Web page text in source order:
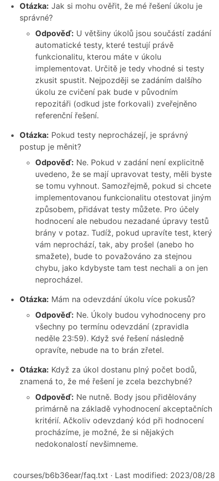
Otázka: Jak si mohu ověřit, že mé řešení úkolu je
správné?
Odpověď: U většiny úkolů jsou součástí zadání
automatické testy, které testují právě
funkcionalitu, kterou máte v úkolu
implementovat. Určitě je tedy vhodné si testy
zkusit spustit. Nejpozději se zadáním dalšího
úkolu ze cvičení pak bude v původním
repozitáři (odkud jste forkovali) zveřejněno
referenční řešení.
Otázka: Pokud testy neprocházejí, je správný
postup je měnit?
Odpověď: Ne. Pokud v zadání není explicitně
uvedeno, že se mají upravovat testy, měli byste
se tomu vyhnout. Samozřejmě, pokud si chcete
implementovanou funkcionalitu otestovat jiným
způsobem, přidávat testy můžete. Pro účely
hodnocení ale nebudou nezadané úpravy testů
brány v potaz. Tudíž, pokud upravíte test, který
vám neprochází, tak, aby prošel (anebo ho
smažete), bude to považováno za stejnou
chybu, jako kdybyste tam test nechali a on jen
neprocházel.
Otázka: Mám na odevzdání úkolu více pokusů?
Odpověď: Ne. Úkoly budou vyhodnoceny pro
všechny po termínu odevzdání (zpravidla
neděle 23:59). Když své řešení následně
opravíte, nebude na to brán zřetel.
Otázka: Když za úkol dostanu plný počet bodů,
znamená to, že mé řešení je zcela bezchybné?
Odpověď: Ne nutně. Body jsou přidělovány
primárně na základě vyhodnocení akceptačních
kritérií. Ačkoliv odevzdaný kód při hodnocení
procházíme, je možné, že si nějakých
nedokonalostí nevšimneme.
courses/b6b36ear/faq.txt · Last modified: 2023/08/28